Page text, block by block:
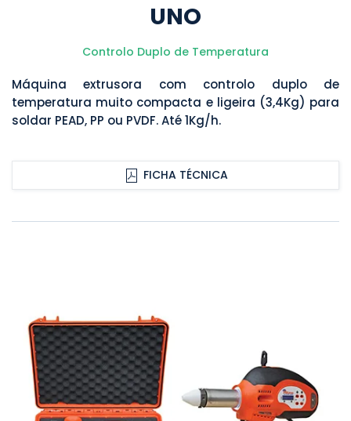
UNO
Controlo Duplo de Temperatura
Máquina extrusora com controlo duplo de
temperatura muito compacta e ligeira (3,4Kg) para
soldar PEAD, PP ou PVDF. Até 1Kg/h.
FICHA TÉCNICA